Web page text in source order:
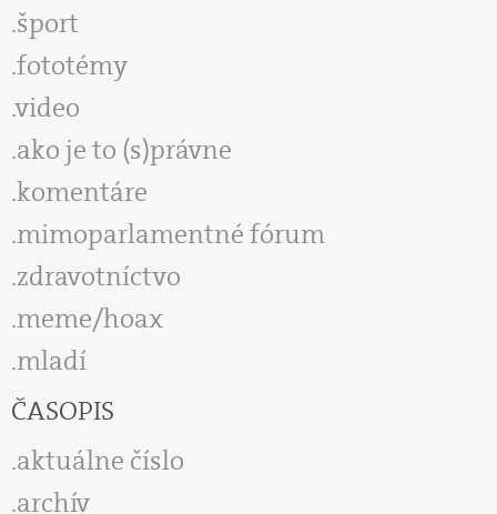
šport
fototémy
video
ako je to (s)právne
komentáre
mimoparlamentné fórum
zdravotníctvo
meme/hoax
mladí
ČASOPIS
aktuálne číslo
archív